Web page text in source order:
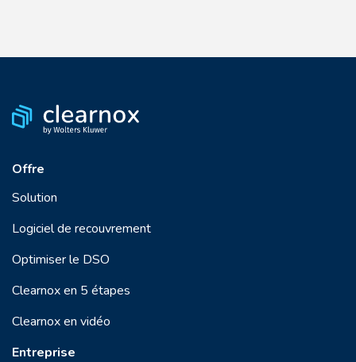
Offre
Solution
Logiciel de recouvrement
Optimiser le DSO
Clearnox en 5 étapes
Clearnox en vidéo
Entreprise